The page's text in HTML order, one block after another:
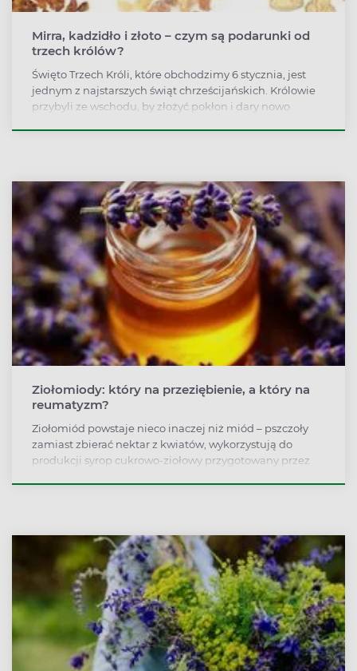
Mirra, kadzidło i złoto – czym są podarunki od
trzech królów?
Święto Trzech Króli, które obchodzimy 6 stycznia, jest
jednym z najstarszych świąt chrześcijańskich. Królowie
przybyli ze wschodu, by złożyć pokłon i dary nowo
symboliczne znaczenie.
Ziołomiody: który na przeziębienie, a który na
reumatyzm?
Ziołomiód powstaje nieco inaczej niż miód – pszczoły
zamiast zbierać nektar z kwiatów, wykorzystują do
produkcji syrop cukrowo-ziołowy przygotowany przez